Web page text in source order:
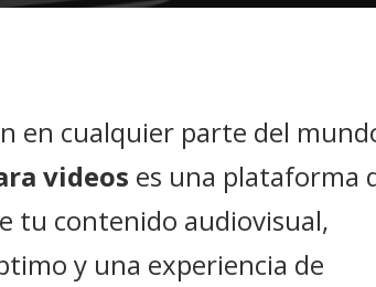
en cualquier parte del
videos es una plataforma
tu contenido audiovisual,
y una experiencia de